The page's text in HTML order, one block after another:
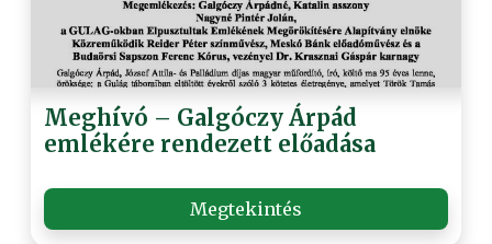
Meghívó – Galgóczy Árpád
emlékére rendezett előadása
Megtekintés